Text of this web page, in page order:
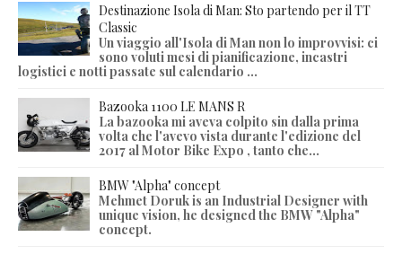
Destinazione Isola di Man: Sto partendo per il TT
Classic
Un viaggio all'Isola di Man non lo improvvisi: ci
sono voluti mesi di pianificazione, incastri
logistici e notti passate sul calendario ...
Bazooka 1100 LE MANS R
La bazooka mi aveva colpito sin dalla prima
volta che l'avevo vista durante l'edizione del
2017 al Motor Bike Expo , tanto che...
BMW "Alpha" concept
Mehmet Doruk is an Industrial Designer with
unique vision, he designed the BMW "Alpha"
concept.